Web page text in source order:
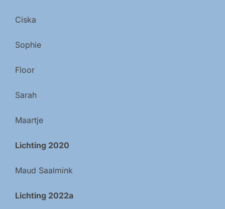
Ciska
Sophie
Floor
Sarah
Maartje
Lichting 2020
Maud Saalmink
Lichting 2022a